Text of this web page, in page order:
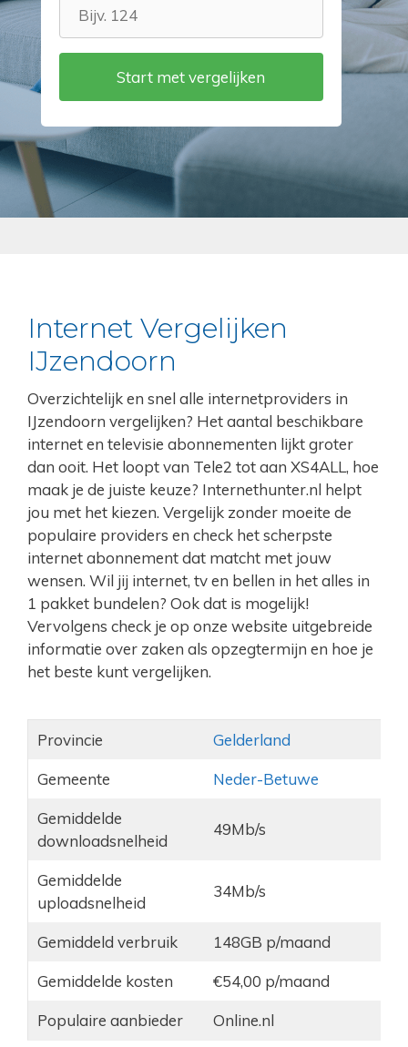
Internet Vergelijken
IJzendoorn
Overzichtelijk en snel alle internetproviders in
IJzendoorn vergelijken? Het aantal beschikbare
internet en televisie abonnementen lijkt groter
dan ooit. Het loopt van Tele2 tot aan XS4ALL, hoe
maak je de juiste keuze? Internethunter.nl helpt
jou met het kiezen. Vergelijk zonder moeite de
populaire providers en check het scherpste
internet abonnement dat matcht met jouw
wensen. Wil jij internet, tv en bellen in het alles in
1 pakket bundelen? Ook dat is mogelijk!
Vervolgens check je op onze website uitgebreide
informatie over zaken als opzegtermijn en hoe je
het beste kunt vergelijken.
Provincie Gelderland
Gemeente Neder-Betuwe
Gemiddelde
downloadsnelheid
49Mb/s
Gemiddelde
uploadsnelheid
34Mb/s
Gemiddeld verbruik 148GB p/maand
Gemiddelde kosten €54,00 p/maand
Populaire aanbieder Online.nl